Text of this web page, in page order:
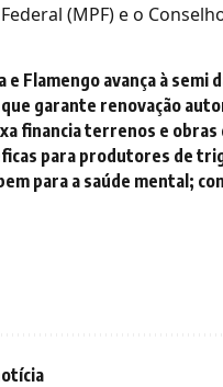
(MPF) e o
Flamengo avança à semi
garante renovação
financia terrenos e
para produtores de
para a saúde mental;